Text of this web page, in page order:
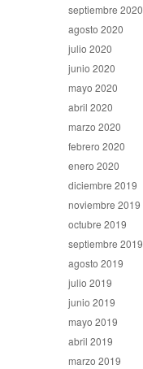
septiembre 2020
agosto 2020
julio 2020
junio 2020
mayo 2020
abril 2020
marzo 2020
febrero 2020
enero 2020
diciembre 2019
noviembre 2019
octubre 2019
septiembre 2019
agosto 2019
julio 2019
junio 2019
mayo 2019
abril 2019
marzo 2019